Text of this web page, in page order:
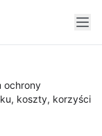
ochrony
koszty, korzyści